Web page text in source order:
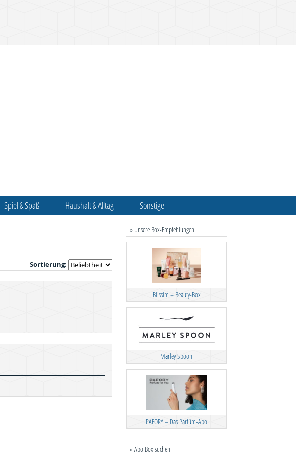
Spiel & Spaß Haushalt & Alltag Sonstige
Sortierung:
» Unsere Box-Empfehlungen
Blissim – Beauty-Box
Marley Spoon
PAFORY – Das Parfüm-Abo
» Abo Box suchen